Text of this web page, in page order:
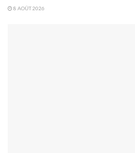
8 AOÛT 2026